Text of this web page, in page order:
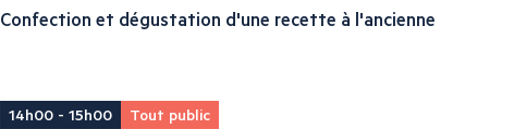
Confection et dégustation d'une recette à l'ancienne
14h00 - 15h00 Tout public